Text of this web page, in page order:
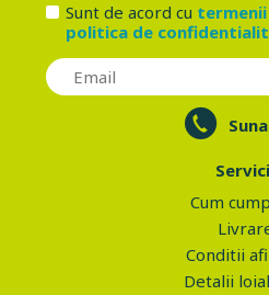
Sunt de acord cu
politica de
Cum
Conditii
Detalii